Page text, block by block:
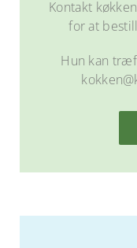
Kontakt
for at
Hun kan